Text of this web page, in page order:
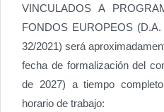
VINCULADOS A
FONDOS EUROPEOS
32/2021) será
fecha de formalización del
de 2027) a tiempo
horario de trabajo: